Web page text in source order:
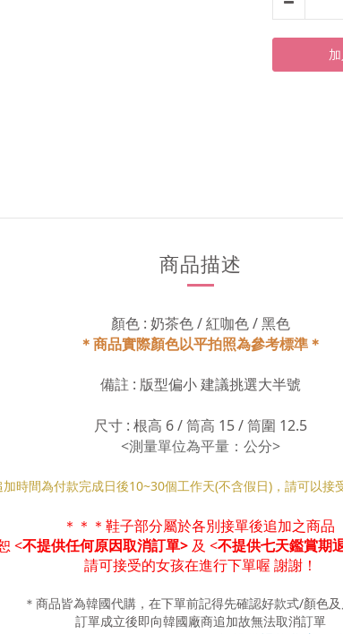
商品描述
顏色 : 奶茶色 / 紅咖色 / 黑色
＊商品實際顏色以平拍照為參考標準＊
備註 : 版型偏小 建議挑選大半號
尺寸 : 根高 6 / 筒高 15 / 筒圍 12.5
<測量單位為平量：公分>
加時間為付款完成日後10~30個工作天(不含假日)，請可以接
＊ ＊ ＊ 鞋子部分屬於各別接單後追加之商品
<不提供任何原因取消訂單> 及 <不提供七天鑑賞期
請可接受的女孩在進行下單喔 謝謝！
＊商品皆為韓國代購，在下單前記得先確認好款式/顏色及
訂單成立後即向韓國廠商追加故無法取消訂單